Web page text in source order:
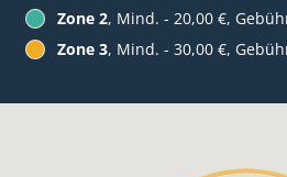
Zone 2, Mind. - 20,00 €,
Zone 3, Mind. - 30,00 €,